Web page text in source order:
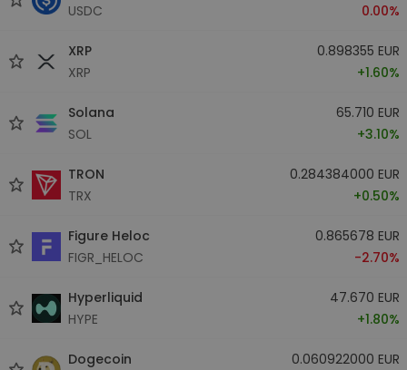
USDC
0.00%
XRP
XRP
0.898355 EUR
+1.60%
Solana
SOL
65.710 EUR
+3.10%
TRON
TRX
0.284384000 EUR
+0.50%
Figure Heloc
FIGR_HELOC
0.865678 EUR
-2.70%
Hyperliquid
HYPE
47.670 EUR
+1.80%
Dogecoin
0.060922000 EUR